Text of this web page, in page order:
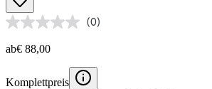
(0)
ab€ 88,00
Komplettpreis